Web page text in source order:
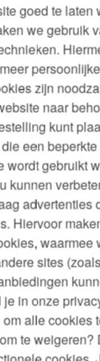
goed te laten
we gebruik
zijn
naar
kunt
een
wordt gebruikt
kunnen
advertenties
Hiervoor
waarmee
sites
je in onze
alle cookies
te weigeren?
bedlaken
katoensatijn
strenge GOTS
300 (heerlijk
graden
leverbaar
verkrijgbaar:
cm
cm
cm
satijn
beschikt